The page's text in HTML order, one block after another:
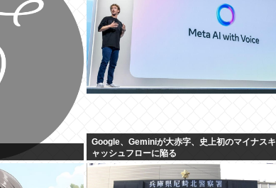
Google、Geminiが大赤字、史上初のマイナスキ
ャッシュフローに陥る